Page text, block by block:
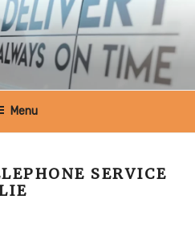
BELGIQUE
Menu
SERVICE